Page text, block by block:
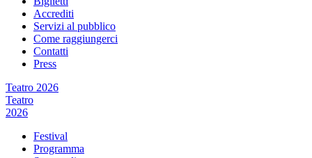
Accrediti
Servizi al pubblico
Come raggiungerci
Contatti
Press
Teatro 2026
Teatro
2026
Festival
Programma